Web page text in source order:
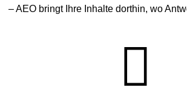
– AEO bringt Ihre Inhalte dorthin, wo